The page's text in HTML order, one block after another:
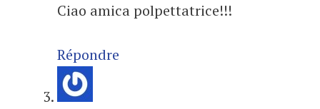
Ciao amica polpettatrice!!!
Répondre